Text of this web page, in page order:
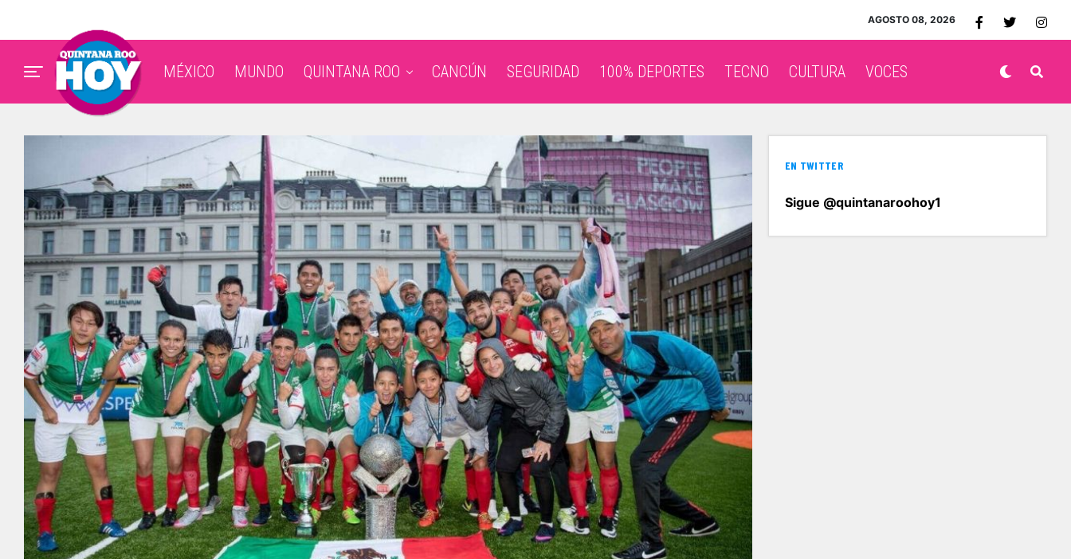
AGOSTO 08, 2026
MÉXICO MUNDO QUINTANA ROO CANCÚN SEGURIDAD 100% DEPORTES TECNO CULTURA VOCES
EN TWITTER
Sigue @quintanaroohoy1